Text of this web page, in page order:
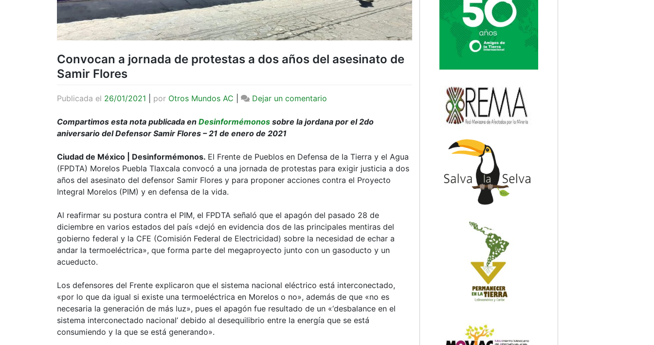
Convocan a jornada de protestas a dos años del asesinato de
Samir Flores
Publicada el 26/01/2021 por Otros Mundos AC Dejar un comentario
a
protestas
a
dos
asesinato
de
Samir
Flores
Compartimos esta nota publicada en Desinformémonos sobre la jordana por el 2do
aniversario del Defensor Samir Flores – 21 de enero de 2021
Ciudad de México | Desinformémonos. El Frente de Pueblos en Defensa de la Tierra y el Agua
(FPDTA) Morelos Puebla Tlaxcala convocó a una jornada de protestas para exigir justicia a dos
años del asesinato del defensor Samir Flores y para proponer acciones contra el Proyecto
Integral Morelos (PIM) y en defensa de la vida.
Al reafirmar su postura contra el PIM, el FPDTA señaló que el apagón del pasado 28 de
diciembre en varios estados del país «dejó en evidencia dos de las principales mentiras del
gobierno federal y la CFE (Comisión Federal de Electricidad) sobre la necesidad de echar a
andar la termoeléctrica», que forma parte del megaproyecto junto con un gasoducto y un
acueducto.
Los defensores del Frente explicaron que el sistema nacional eléctrico está interconectado,
«por lo que da igual si existe una termoeléctrica en Morelos o no», además de que «no es
necesaria la generación de más luz», pues el apagón fue resultado de un «‘desbalance en el
sistema interconectado nacional’ debido al desequilibrio entre la energía que se está
consumiendo y la que se está generando».